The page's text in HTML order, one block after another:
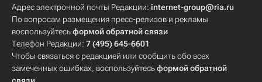
Адрес электронной почты Редакции: internet-group@ria.ru
По вопросам размещения пресс-релизов и рекламы
воспользуйтесьформой обратной связи
Телефон Редакции: 7 (495) 645-6601
Чтобы связаться с редакцией или сообщить обо всех
замеченных ошибках, воспользуйтесьформой обратной